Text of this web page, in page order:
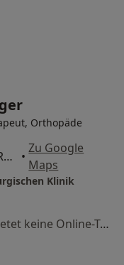
Orthopäde
Eibinger Str. 9, Rüdesheim am Rhein •
Zu Google
Maps
Klinik
Dieser Arzt bzw. diese Ärztin bietet keine Online-Terminbuchung an diesem Standort an.